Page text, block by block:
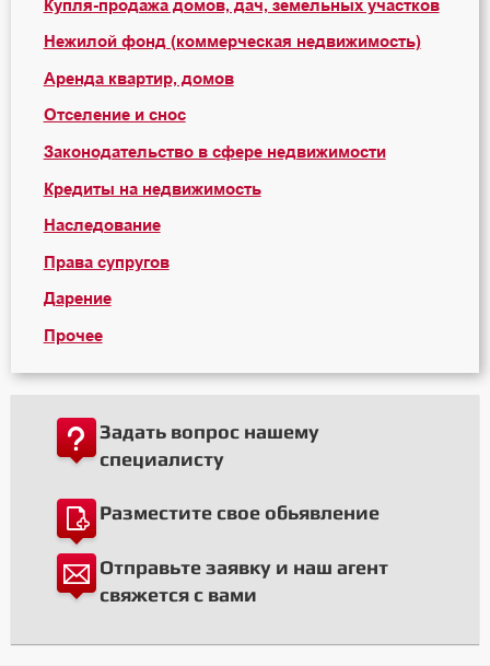
Купля-продажа домов, дач, земельных участков
Нежилой фонд (коммерческая недвижимость)
Аренда квартир, домов
Отселение и снос
Законодательство в сфере недвижимости
Кредиты на недвижимость
Наследование
Права супругов
Дарение
Прочее
Задать вопрос нашему
специалисту
Разместите свое обьявление
Отправьте заявку и наш агент
свяжется с вами